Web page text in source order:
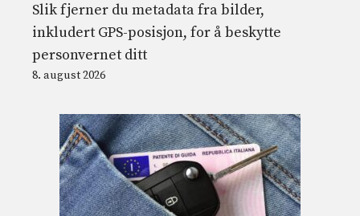
Slik fjerner du metadata fra bilder,
inkludert GPS-posisjon, for å beskytte
personvernet ditt
8. august 2026